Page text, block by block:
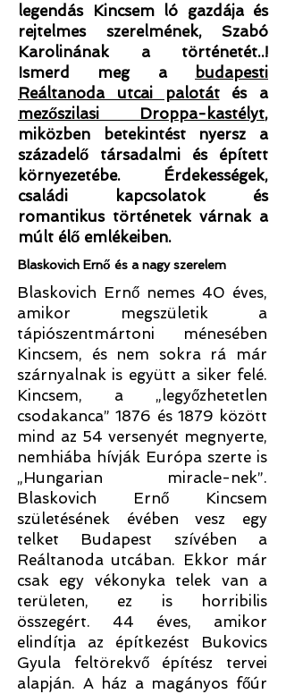
legendás Kincsem ló gazdája és
rejtelmes szerelmének, Szabó
Karolinának a történetét..!
Ismerd meg a budapesti
Reáltanoda utcai palotátés a
mezőszilasi Droppa-kastélyt,
miközben betekintést nyersz a
századelő társadalmi és épített
környezetébe. Érdekességek,
családi kapcsolatok és
romantikus történetek várnak a
múlt élő emlékeiben.
Blaskovich Ernő és a nagy szerelem
Blaskovich Ernő nemes 40 éves,
amikor megszületik a
tápiószentmártoni ménesében
Kincsem, és nem sokra rá már
szárnyalnak is együtt a siker felé.
Kincsem, a „legyőzhetetlen
csodakanca” 1876 és 1879 között
mind az 54 versenyét megnyerte,
nemhiába hívják Európa szerte is
„Hungarian miracle-nek”.
Blaskovich Ernő Kincsem
születésének évében vesz egy
telket Budapest szívében a
Reáltanoda utcában. Ekkor már
csak egy vékonyka telek van a
területen, ez is horribilis
összegért. 44 éves, amikor
elindítja az építkezést Bukovics
Gyula feltörekvő építész tervei
alapján. A ház a magányos főúr